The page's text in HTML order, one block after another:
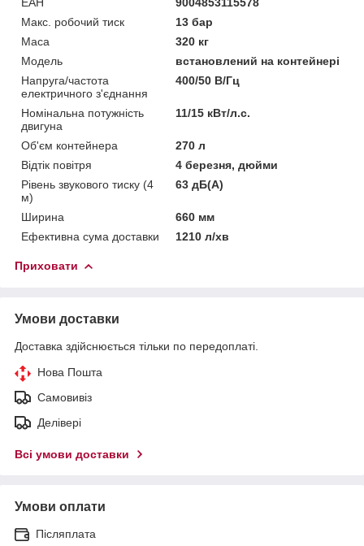
Макс. робочий тиск
13 бар
Маса
320 кг
Мoдель
встановлений на контейнері
Напруга/частота
електричного з'єднання
400/50 В/Гц
Номінальна потужність
двигуна
11/15 кВт/л.с.
Об'єм контейнера
270 л
Відтік повітря
4 березня, дюйми
Рівень звукового тиску (4
м)
63 дБ(А)
Ширина
660 мм
Ефективна сума доставки
1210 л/хв
Приховати
Умови доставки
Доставка здійснюється тільки по передоплаті.
Нова Пошта
Самовивіз
Делівері
Всі умови доставки
Умови оплати
Післяплата